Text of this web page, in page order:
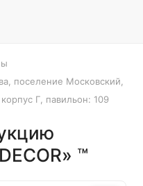
поселение Московский,
Г, павильон: 109
™